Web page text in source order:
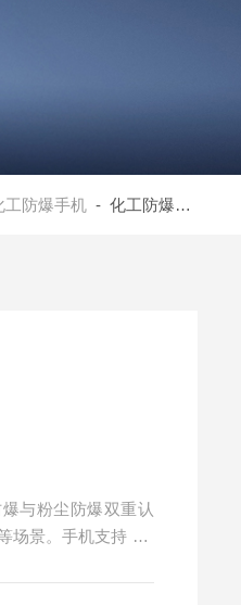
工防爆手机 - 化工防爆手机/双卡双待/5000mAh锂电池
与粉尘防爆双重认
场景。手机支持 5G